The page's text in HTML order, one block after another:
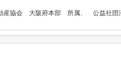
産協会 大阪府本部 所属、 公益社団